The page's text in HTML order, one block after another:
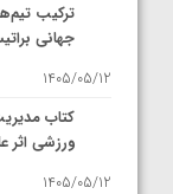
ترکیب
جهانی
1405/05/12
کتاب
ورزشی اثر
1405/05/12